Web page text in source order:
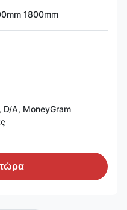
1800mm
D/A, MoneyGram